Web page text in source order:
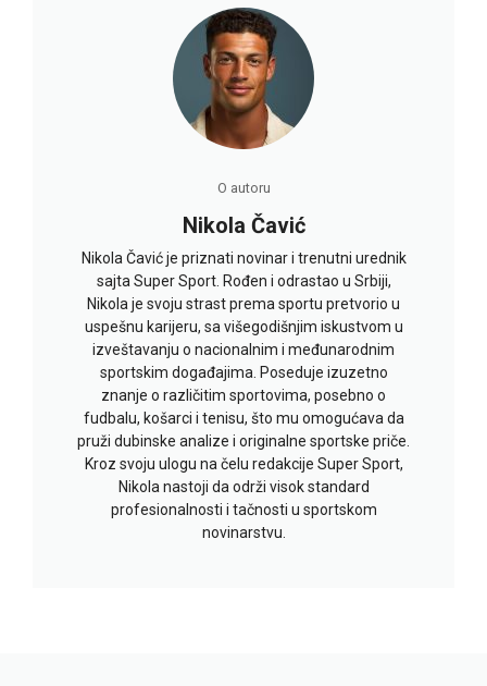
O autoru
Nikola Čavić
Nikola Čavić je priznati novinar i trenutni urednik
sajta Super Sport. Rođen i odrastao u Srbiji,
Nikola je svoju strast prema sportu pretvorio u
uspešnu karijeru, sa višegodišnjim iskustvom u
izveštavanju o nacionalnim i međunarodnim
sportskim događajima. Poseduje izuzetno
znanje o različitim sportovima, posebno o
fudbalu, košarci i tenisu, što mu omogućava da
pruži dubinske analize i originalne sportske priče.
Kroz svoju ulogu na čelu redakcije Super Sport,
Nikola nastoji da održi visok standard
profesionalnosti i tačnosti u sportskom
novinarstvu.